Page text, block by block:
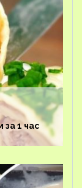
1 час